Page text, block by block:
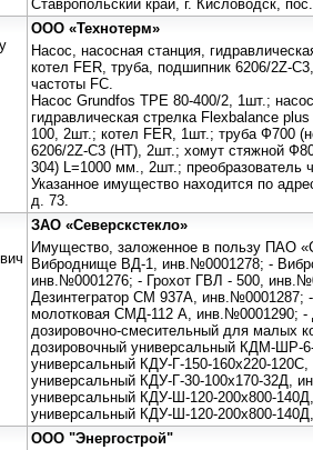
Ставропольский край, г. Кисловодск,
ООО «Технотерм»
Насос, насосная станция,
котел FER, труба, подшипник 6206/2Z-
частоты FC.
Насос Grundfos TPE 80-400/2, 1шт.;
гидравлическая стрелка Flexbalance
100, 2шт.; котел FER, 1шт.; труба Ф700
6206/2Z-C3 (HT), 2шт.; хомут стяжной
304) L=1000 мм., 2шт.; преобразователь
Указанное имущество находится по
д. 73.
ЗАО «Северскстекло»
Имущество, заложенное в пользу ПАО
Виброднище ВД-1, инв.№0001278; -
инв.№0001276; - Грохот ГВЛ - 500,
Дезинтегратор СМ 937А,
молотковая СМД-112 А, инв.№0001290;
дозировочно-смесительный для малых
дозировочный универсальный КДМ-ШР-
универсальный КДУ-Г-150-160х220-
универсальный КДУ-Г-30-100х170-32Д,
универсальный КДУ-Ш-120-200х800-
универсальный КДУ-Ш-120-200х800-
ООО "Энергострой"